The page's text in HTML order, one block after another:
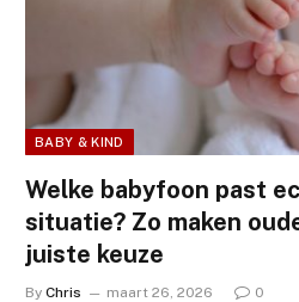
BABY & KIND
Welke babyfoon past
situatie? Zo maken
juiste keuze
By Chris maart 26, 2026 0